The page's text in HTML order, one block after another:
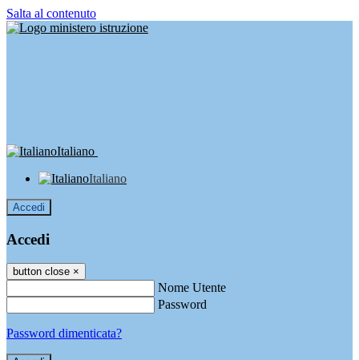
Salta al contenuto
Italiano
Italiano
Accedi
Accedi
button close ×
Nome Utente
Password
Password dimenticata?